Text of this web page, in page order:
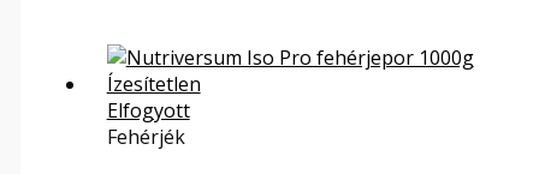
Elfogyott
Fehérjék